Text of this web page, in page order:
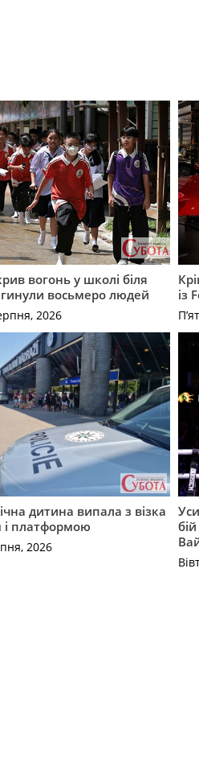
вогонь у школі біля
восьмеро людей
2026
із
дитина випала з візка
і платформою
2026